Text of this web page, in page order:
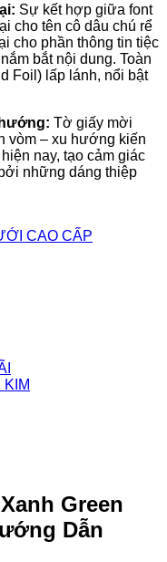
Sự kết hợp giữa font
cho tên cô dâu chú rể
cho phần thông tin tiệc
bắt nội dung. Toàn
Foil) lấp lánh, nổi bật
Tờ giấy mời
vòm – xu hướng kiến
nay, tạo cảm giác
những dáng thiệp
CAO CẤP
Green
Dẫn